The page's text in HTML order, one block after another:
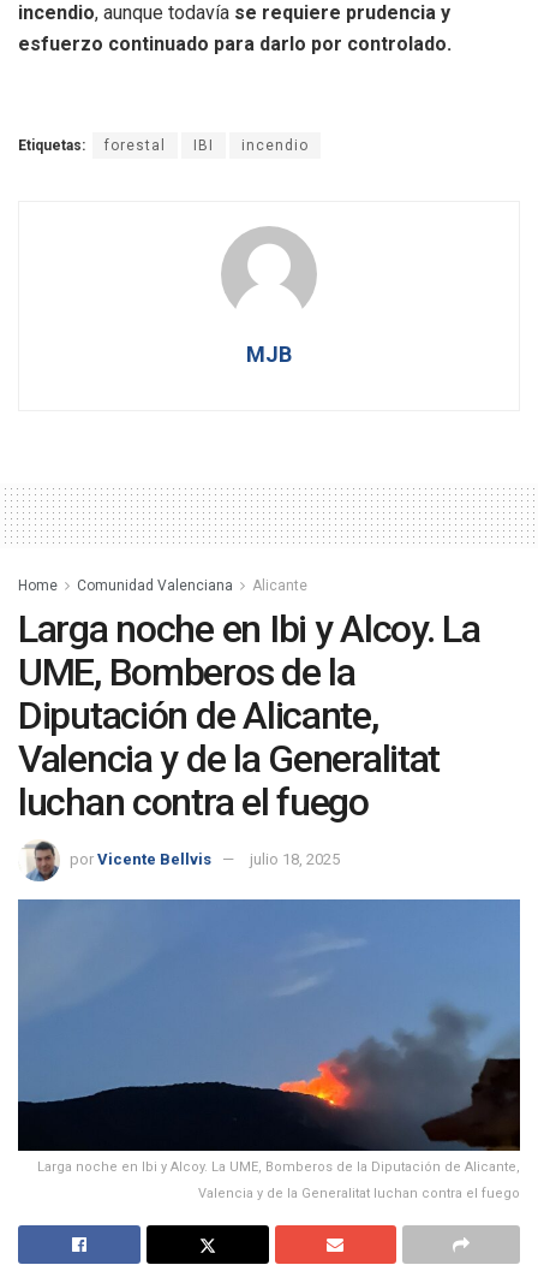
incendio, aunque todavía se requiere prudencia y
esfuerzo continuado para darlo por controlado.
Etiquetas: forestal IBI incendio
MJB
Home Comunidad Valenciana Alicante
Larga noche en Ibi y Alcoy. La
UME, Bomberos de la
Diputación de Alicante,
Valencia y de la Generalitat
luchan contra el fuego
por Vicente Bellvis julio 18, 2025
Larga noche en Ibi y Alcoy. La UME, Bomberos de la Diputación de Alicante,
Valencia y de la Generalitat luchan contra el fuego